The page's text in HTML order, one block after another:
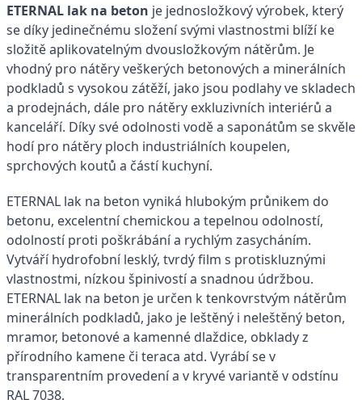
ETERNAL lak na beton je jednosložkový výrobek, který
se díky jedinečnému složení svými vlastnostmi blíží ke
složitě aplikovatelným dvousložkovým nátěrům. Je
vhodný pro nátěry veškerých betonových a minerálních
podkladů s vysokou zátěží, jako jsou podlahy ve skladech
a prodejnách, dále pro nátěry exkluzivních interiérů a
kanceláří. Díky své odolnosti vodě a saponátům se skvěle
hodí pro nátěry ploch industriálních koupelen,
sprchových koutů a částí kuchyní.
ETERNAL lak na beton vyniká hlubokým průnikem do
betonu, excelentní chemickou a tepelnou odolností,
odolností proti poškrábání a rychlým zasycháním.
Vytváří hydrofobní lesklý, tvrdý film s protiskluznými
vlastnostmi, nízkou špinivostí a snadnou údržbou.
ETERNAL lak na beton je určen k tenkovrstvým nátěrům
minerálních podkladů, jako je leštěný i neleštěný beton,
mramor, betonové a kamenné dlaždice, obklady z
přírodního kamene či teraca atd. Vyrábí se v
transparentním provedení a v kryvé variantě v odstínu
RAL 7038.